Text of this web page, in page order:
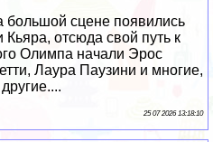
сцене появились
отсюда свой путь к
Олимпа начали Эрос
Лаура Паузини и многие,
25 07 2026 13:18:10